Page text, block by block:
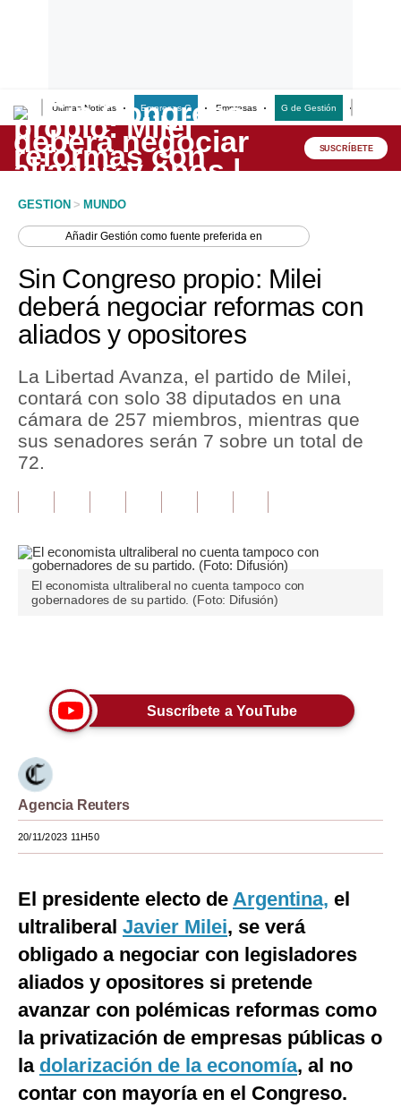
Últimas Noticias Empresas G Empresas G de Gestión
Lo último
Peru Quiosco
Economía
Mercados
Política
Finanzas Personales
Opinión
Tendencias
Lujo
Viajes
Mundo
EEUU
España
Internacional
Tecnología
SUSCRÍBETE
GESTION > MUNDO
AñadirGestión como fuente preferida en
Sin Congreso propio: Milei
deberá negociar reformas con
aliados y opositores
La Libertad Avanza, el partido de Milei,
contará con solo 38 diputados en una
cámara de 257 miembros, mientras que
sus senadores serán 7 sobre un total de
72.
El economista ultraliberal no cuenta tampoco con
gobernadores de su partido. (Foto: Difusión)
Suscríbete a YouTube
Agencia Reuters
20/11/2023 11H50
El presidente electo de Argentina, el
ultraliberal Javier Milei, se verá
obligado a negociar con legisladores
aliados y opositores si pretende
avanzar con polémicas reformas como
la privatización de empresas públicas o
la dolarización de la economía, al no
contar con mayoría en el Congreso.